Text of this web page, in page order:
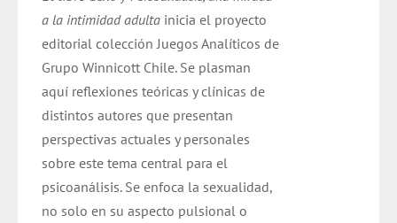
a la intimidad adulta inicia el proyecto
editorial colección Juegos Analíticos de
Grupo Winnicott Chile. Se plasman
aquí reflexiones teóricas y clínicas de
distintos autores que presentan
perspectivas actuales y personales
sobre este tema central para el
psicoanálisis. Se enfoca la sexualidad,
no solo en su aspecto pulsional o